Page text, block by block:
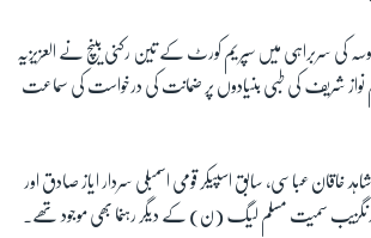
سربراہی میں سپریم کورٹ کے تین رکنی بینچ نے العزیزیہ
نواز شریف کی طبی بنیادوں پر ضمانت کی درخواست کی سماعت
خاقان عباسی، سابق اسپیکر قومی اسمبلی سردار ایاز صادق اور
سمیت مسلم لیگ (ن) کے دیگر رہنما بھی موجود تھے۔